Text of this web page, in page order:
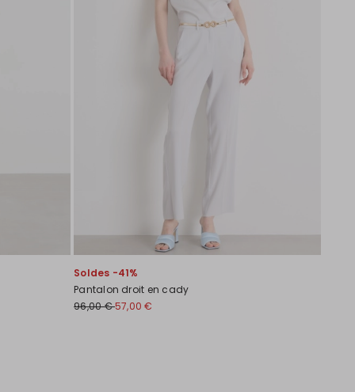
Soldes -41%
Pantalon droit en cady
96,00 €57,00 €